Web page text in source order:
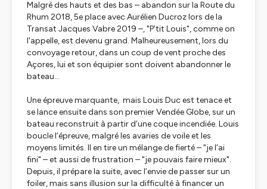
Malgré des hauts et des bas – abandon sur la Route du
Rhum 2018, 5e place avec Aurélien Ducroz lors de la
Transat Jacques Vabre 2019 –, "P'tit Louis", comme on
l'appelle, est devenu grand. Malheureusement, lors du
convoyage retour, dans un coup de vent proche des
Açores, lui et son équipier sont doivent abandonner le
bateau...
Une épreuve marquante, mais Louis Duc est tenace et
se lance ensuite dans son premier Vendée Globe, sur un
bateau reconstruit à partir d’une coque incendiée. Louis
boucle l’épreuve, malgré les avaries de voile et les
moyens limités. Il en tire un mélange de fierté – "je l’ai
fini" – et aussi de frustration – "je pouvais faire mieux".
Depuis, il prépare la suite, avec l’envie de passer sur un
foiler, mais sans illusion sur la difficulté à financer un